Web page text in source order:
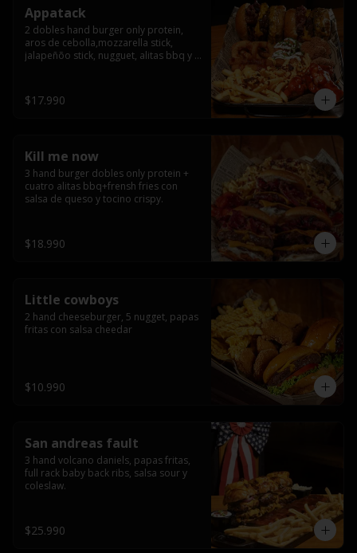
Appatack
2 dobles hand burger only protein,
aros de cebolla,mozzarella stick,
jalapeñõo stick, nugguet, alitas bbq y
$17.990
Kill me now
3 hand burger dobles only protein +
cuatro alitas bbq+frensh fries con
salsa de queso y tocino crispy.
$18.990
Little cowboys
2 hand cheeseburger, 5 nugget, papas
fritas con salsa cheedar
$10.990
San andreas fault
3 hand volcano daniels, papas fritas,
full rack baby back ribs, salsa sour y
coleslaw.
$25.990